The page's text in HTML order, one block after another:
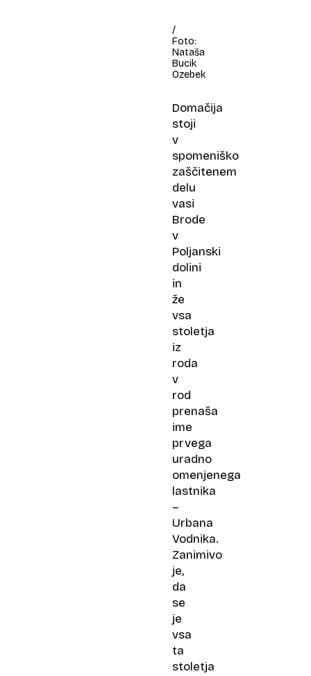
/
Foto:
Nataša
Bucik
Ozebek
Domačija
stoji
v
spomeniško
zaščitenem
delu
vasi
Brode
v
Poljanski
dolini
in
že
vsa
stoletja
iz
roda
v
rod
prenaša
ime
prvega
uradno
omenjenega
lastnika
–
Urbana
Vodnika.
Zanimivo
je,
da
se
je
vsa
ta
stoletja